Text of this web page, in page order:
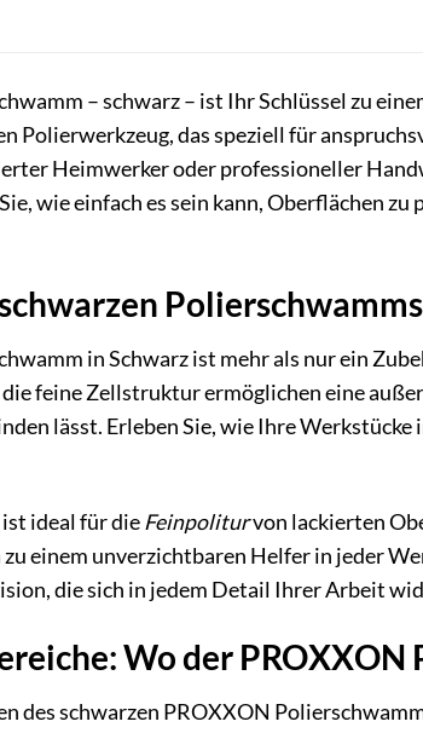
– schwarz – ist Ihr Schlüssel zu
Polierwerkzeug, das speziell für
Heimwerker oder professioneller
wie einfach es sein kann, Oberflächen
in Schwarz ist mehr als nur ein
feine Zellstruktur ermöglichen eine
lässt. Erleben Sie, wie Ihre
ideal für dieFeinpoliturvon lackierten
einem unverzichtbaren Helfer in jeder
die sich in jedem Detail Ihrer Arbeit
Wo der
des schwarzen PROXXON